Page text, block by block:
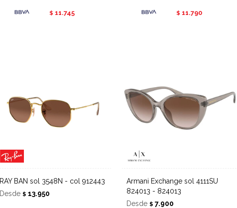
$ 11.745 $ 11.790
RAY BAN sol 3548N - col 912443
Desde $ 13.950
Armani Exchange sol 4111SU
824013 - 824013
Desde$ 7.900